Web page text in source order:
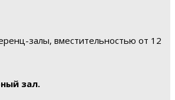
залы, вместительностью от 12
зал.